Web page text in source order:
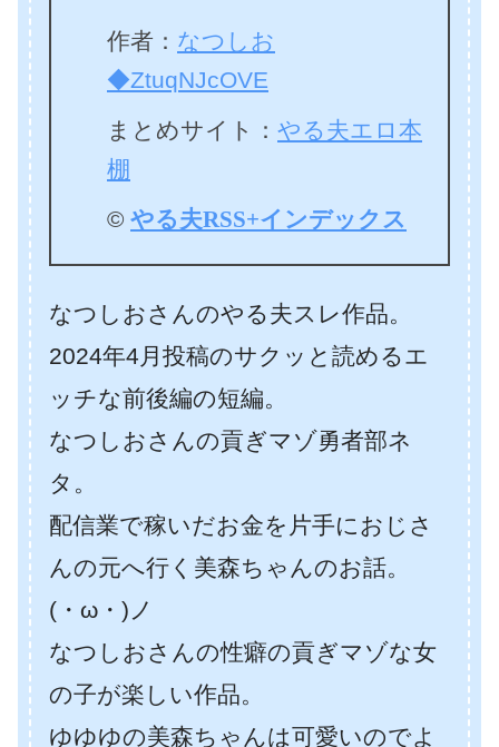
作者： なつしお
◆ZtuqNJcOVE
まとめサイト： やる夫エロ本
棚
© やる夫RSS+インデックス
なつしおさんのやる夫スレ作品。
2024年4月投稿のサクッと読めるエ
ッチな前後編の短編。
なつしおさんの貢ぎマゾ勇者部ネ
タ。
配信業で稼いだお金を片手におじさ
んの元へ行く美森ちゃんのお話。
(・ω・)ノ
なつしおさんの性癖の貢ぎマゾな女
の子が楽しい作品。
ゆゆゆの美森ちゃんは可愛いのでよ